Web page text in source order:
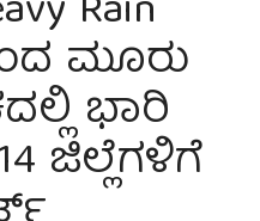
ಮೂರು
ಭಾರಿ
ಜಿಲ್ಲೆಗಳಿಗೆ